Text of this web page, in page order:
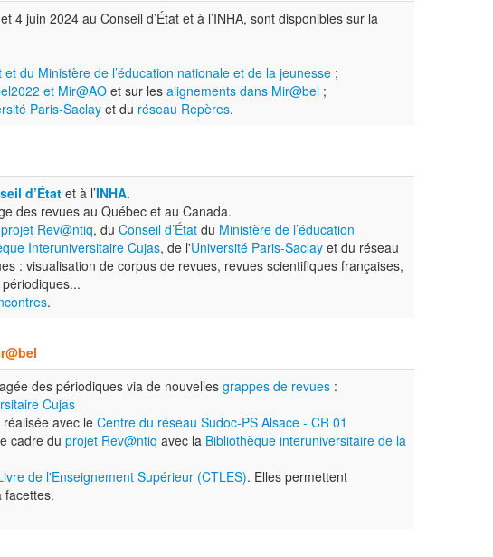
4 juin 2024 au Conseil d’État et à l’INHA, sont disponibles sur la
et du Ministère de l’éducation nationale et de la jeunesse ;
et Mir@AOet sur les alignements dans Mir@bel ;
Paris-Saclay et du réseau Repères.
d’État et à l’INHA.
des revues au Québec et au Canada.
projet Rev@ntiq, du Conseil d’État du Ministère de l’éducation
Interuniversitaire Cujas, de l'Université Paris-Saclay et du réseau
: visualisation de corpus de revues, revues scientifiques françaises,
.
des périodiques via de nouvelles grappes de revues :
Cujas
avec le Centre du réseau Sudoc-PS Alsace - CR 01
cadre du projet Rev@ntiq avec la Bibliothèque interuniversitaire de la
de l'Enseignement Supérieur (CTLES). Elles permettent
facettes.